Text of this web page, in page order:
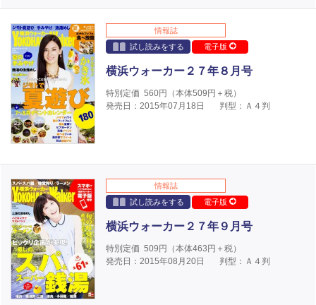
情報誌
試し読みをする
電子版
横浜ウォーカー２７年８月号
特別定価 560円（本体509円＋税）
発売日：2015年07月18日
判型：Ａ４判
情報誌
試し読みをする
電子版
横浜ウォーカー２７年９月号
特別定価 509円（本体463円＋税）
発売日：2015年08月20日
判型：Ａ４判